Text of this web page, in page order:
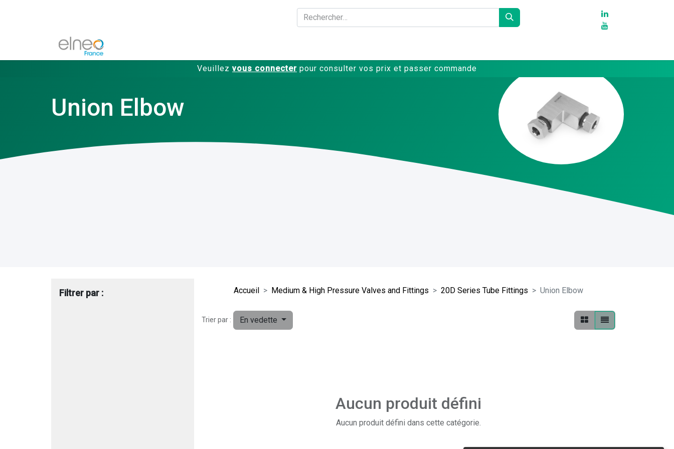
Veuillez vous connecter pour consulter vos prix et passer commande
Union Elbow
Filtrer par : Accueil Medium & High Pressure Valves and Fittings 20D Series Tube Fittings Union Elbow
Trier par : En vedette
Aucun produit défini
Aucun produit défini dans cette catégorie.